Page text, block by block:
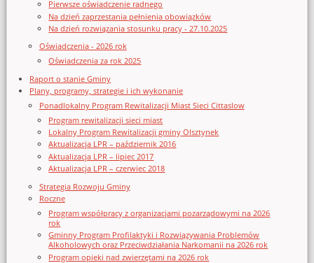
Pierwsze oświadczenie radnego
Na dzień zaprzestania pełnienia obowiązków
Na dzień rozwiązania stosunku pracy - 27.10.2025
Oświadczenia - 2026 rok
Oświadczenia za rok 2025
Raport o stanie Gminy
Plany, programy, strategie i ich wykonanie
Ponadlokalny Program Rewitalizacji Miast Sieci Cittaslow
Program rewitalizacji sieci miast
Lokalny Program Rewitalizacji gminy Olsztynek
Aktualizacja LPR – październik 2016
Aktualizacja LPR – lipiec 2017
Aktualizacja LPR – czerwiec 2018
Strategia Rozwoju Gminy
Roczne
Program współpracy z organizacjami pozarządowymi na 2026
rok
Gminny Program Profilaktyki i Rozwiązywania Problemów
Alkoholowych oraz Przeciwdziałania Narkomanii na 2026 rok
Program opieki nad zwierzętami na 2026 rok